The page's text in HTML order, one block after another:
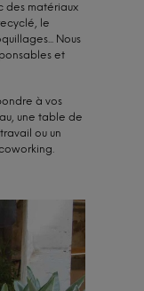
des matériaux
le
Nous
et
à vos
une table de
ou un